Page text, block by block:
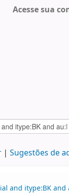
Acesse sua
Sugestões de
and itype:BK and